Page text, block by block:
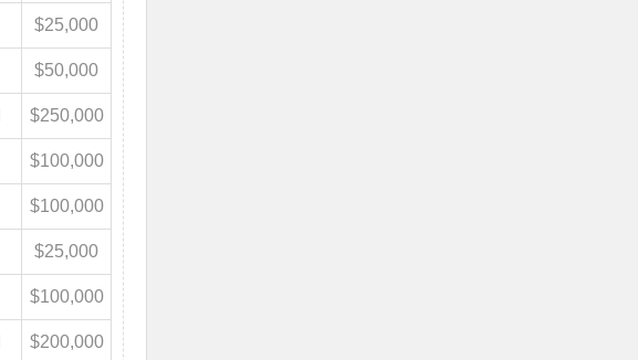
$25,000
$50,000
$250,000
$100,000
$100,000
$25,000
$100,000
$200,000